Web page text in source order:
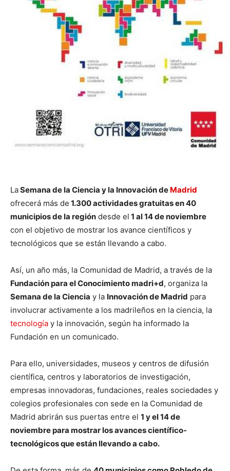
LaSemana de la Ciencia y la Innovación de Madrid
ofrecerá más de 1.300 actividades gratuitas en 40
municipios de la región desde el 1 al 14 de noviembre
con el objetivo de mostrar los avance científicos y
tecnológicos que se están llevando a cabo.
Así, un año más, la Comunidad de Madrid, a través de la
Fundación para el Conocimiento madri+d, organiza la
Semana de la Ciencia y la Innovación de Madrid para
involucrar activamente a los madrileños en la ciencia, la
tecnología y la innovación, según ha informado la
Fundación en un comunicado.
Para ello, universidades, museos y centros de difusión
científica, centros y laboratorios de investigación,
empresas innovadoras, fundaciones, reales sociedades y
colegios profesionales con sede en la Comunidad de
Madrid abrirán sus puertas entre el 1 y el 14 de
noviembre para mostrar los avances científico-
tecnológicos que están llevando a cabo.